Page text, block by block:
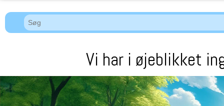
Vi har i øjeblikket